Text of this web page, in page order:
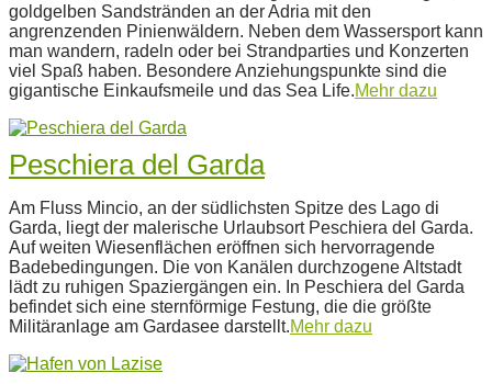
goldgelben Sandstränden an der Adria mit den
angrenzenden Pinienwäldern. Neben dem Wassersport kann
man wandern, radeln oder bei Strandparties und Konzerten
viel Spaß haben. Besondere Anziehungspunkte sind die
gigantische Einkaufsmeile und das Sea Life.Mehr dazu
Peschiera del Garda
07-
28
Am Fluss Mincio, an der südlichsten Spitze des Lago di
Garda, liegt der malerische Urlaubsort Peschiera del Garda.
Auf weiten Wiesenflächen eröffnen sich hervorragende
Badebedingungen. Die von Kanälen durchzogene Altstadt
lädt zu ruhigen Spaziergängen ein. In Peschiera del Garda
befindet sich eine sternförmige Festung, die die größte
Militäranlage am Gardasee darstellt.Mehr dazu